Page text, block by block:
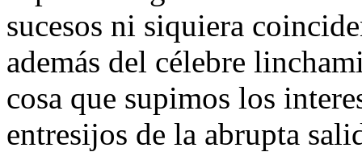
sucesos ni siquiera
además del célebre
cosa que supimos los
entresijos de la abrupta